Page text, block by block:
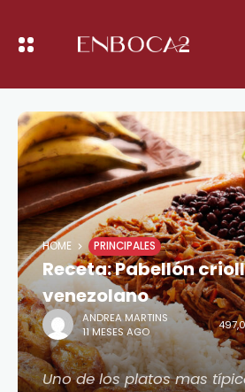
HOME PRINCIPALES
Receta: Pabellón
venezolano
ANDREA MARTINS
11 MESES AGO
Uno de los platos mas